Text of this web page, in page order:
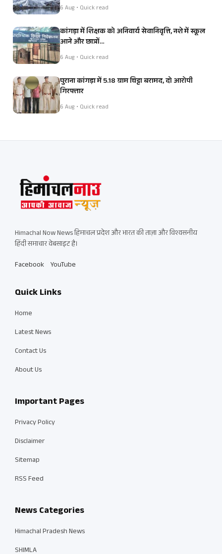
6 Aug • Quick read
कांगड़ा में शिक्षक को अनिवार्य सेवानिवृत्ति, नशे में स्कूल
आने और छात्रों…
6 Aug • Quick read
पुराना कांगड़ा में 5.18 ग्राम चिट्टा बरामद, दो आरोपी
गिरफ्तार
6 Aug • Quick read
Himachal Now News हिमाचल प्रदेश और भारत की ताज़ा और विश्वसनीय
हिंदी समाचार वेबसाइट है।
Facebook YouTube
Quick Links
Home
Latest News
Contact Us
About Us
Important Pages
Privacy Policy
Disclaimer
Sitemap
RSS Feed
News Categories
Himachal Pradesh News
SHIMLA